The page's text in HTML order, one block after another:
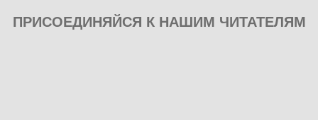
ПРИСОЕДИНЯЙСЯ К НАШИМ ЧИТАТЕЛЯМ